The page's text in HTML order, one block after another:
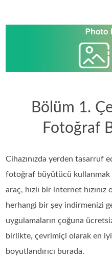
Bölüm 1.
Fotoğraf
Cihazınızda yerden tasarruf
fotoğraf büyütücü
araç, hızlı bir internet hızınız
herhangi bir şey indirmenizi
uygulamaların çoğuna
birlikte, çevrimiçi olarak en
boyutlandırıcı burada.